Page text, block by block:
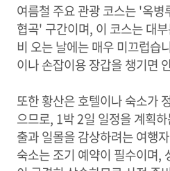
여름철 주요 관광 코스는 '옥
협곡' 구간이며, 이 코스는 대
비 오는 날에는 매우 미끄럽습
이나 손잡이용 장갑을 챙기면
또한 황산은 호텔이나 숙소가
으므로, 1박 2일 일정을 계획
출과 일몰을 감상하려는 여행
숙소는 조기 예약이 필수이며,